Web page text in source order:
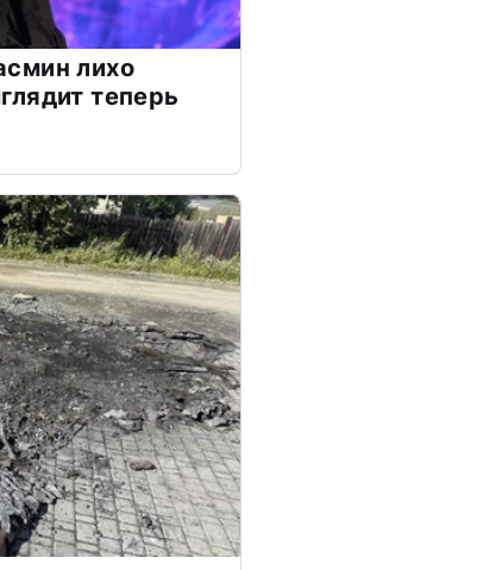
лихо
теперь